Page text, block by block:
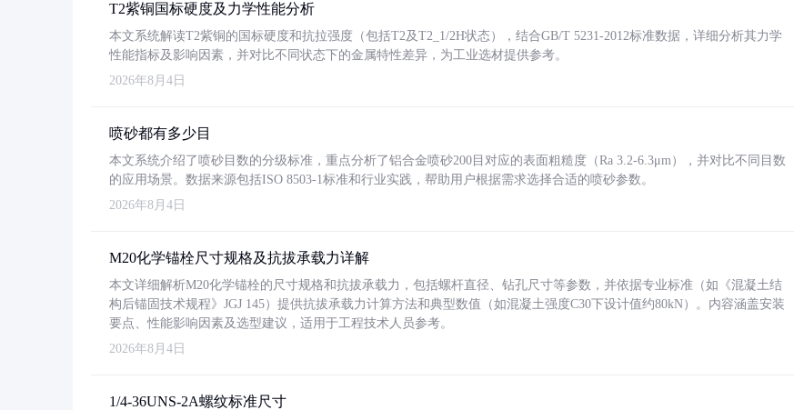
T2紫铜国标硬度及力学性能分析
本文系统解读T2紫铜的国标硬度和抗拉强度（包括T2及T2_1/2H状态），结合GB/T 5231-2012标准数据，详细分析其力学
性能指标及影响因素，并对比不同状态下的金属特性差异，为工业选材提供参考。
2026年8月4日
喷砂都有多少目
本文系统介绍了喷砂目数的分级标准，重点分析了铝合金喷砂200目对应的表面粗糙度（Ra 3.2-6.3μm），并对比不同目数
的应用场景。数据来源包括ISO 8503-1标准和行业实践，帮助用户根据需求选择合适的喷砂参数。
2026年8月4日
M20化学锚栓尺寸规格及抗拔承载力详解
本文详细解析M20化学锚栓的尺寸规格和抗拔承载力，包括螺杆直径、钻孔尺寸等参数，并依据专业标准（如《混凝土结
构后锚固技术规程》JGJ 145）提供抗拔承载力计算方法和典型数值（如混凝土强度C30下设计值约80kN）。内容涵盖安装
要点、性能影响因素及选型建议，适用于工程技术人员参考。
2026年8月4日
1/4-36UNS-2A螺纹标准尺寸